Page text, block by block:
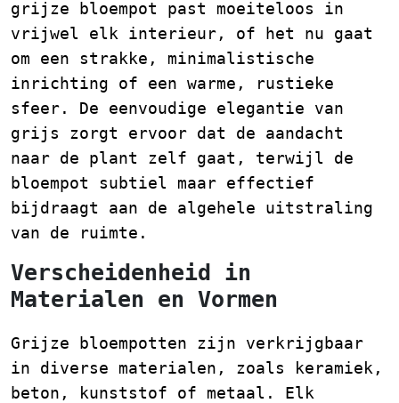
grijze bloempot past moeiteloos in
vrijwel elk interieur, of het nu gaat
om een strakke, minimalistische
inrichting of een warme, rustieke
sfeer. De eenvoudige elegantie van
grijs zorgt ervoor dat de aandacht
naar de plant zelf gaat, terwijl de
bloempot subtiel maar effectief
bijdraagt aan de algehele uitstraling
van de ruimte.
Verscheidenheid in
Materialen en Vormen
Grijze bloempotten zijn verkrijgbaar
in diverse materialen, zoals keramiek,
beton, kunststof of metaal. Elk